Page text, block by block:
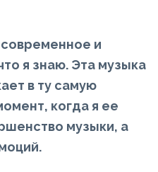
и
я знаю. Эта музыка
в ту самую
когда я ее
музыки, а